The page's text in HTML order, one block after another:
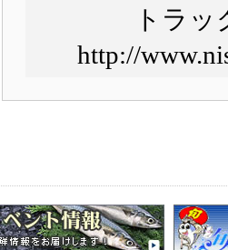
トラ
http://